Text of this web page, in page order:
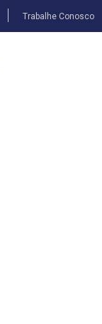
Trabalhe Conosco